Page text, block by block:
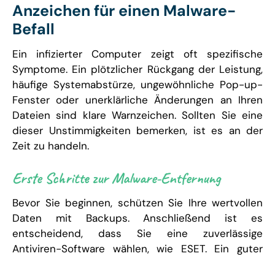
Anzeichen für einen Malware-
Befall
Ein infizierter Computer zeigt oft spezifische
Symptome. Ein plötzlicher Rückgang der Leistung,
häufige Systemabstürze, ungewöhnliche Pop-up-
Fenster oder unerklärliche Änderungen an Ihren
Dateien sind klare Warnzeichen. Sollten Sie eine
dieser Unstimmigkeiten bemerken, ist es an der
Zeit zu handeln.
Erste Schritte zur Malware-Entfernung
Bevor Sie beginnen, schützen Sie Ihre wertvollen
Daten mit Backups. Anschließend ist es
entscheidend, dass Sie eine zuverlässige
Antiviren-Software wählen, wie ESET. Ein guter